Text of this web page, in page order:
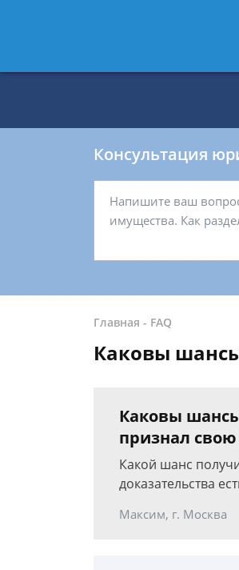
Консультация
Главная - FAQ
Каковы
Каковы шансы
признал свою
Какой шанс
доказательства
Максим, г. Москва